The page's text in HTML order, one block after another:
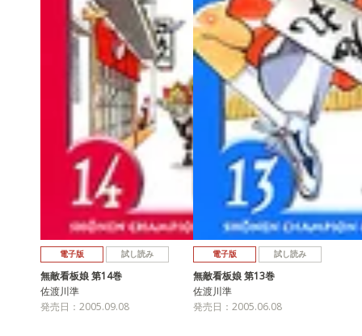
電子版 試し読み
無敵看板娘 第14巻
佐渡川準
発売日：2005.09.08
電子版 試し読み
無敵看板娘 第13巻
佐渡川準
発売日：2005.06.08